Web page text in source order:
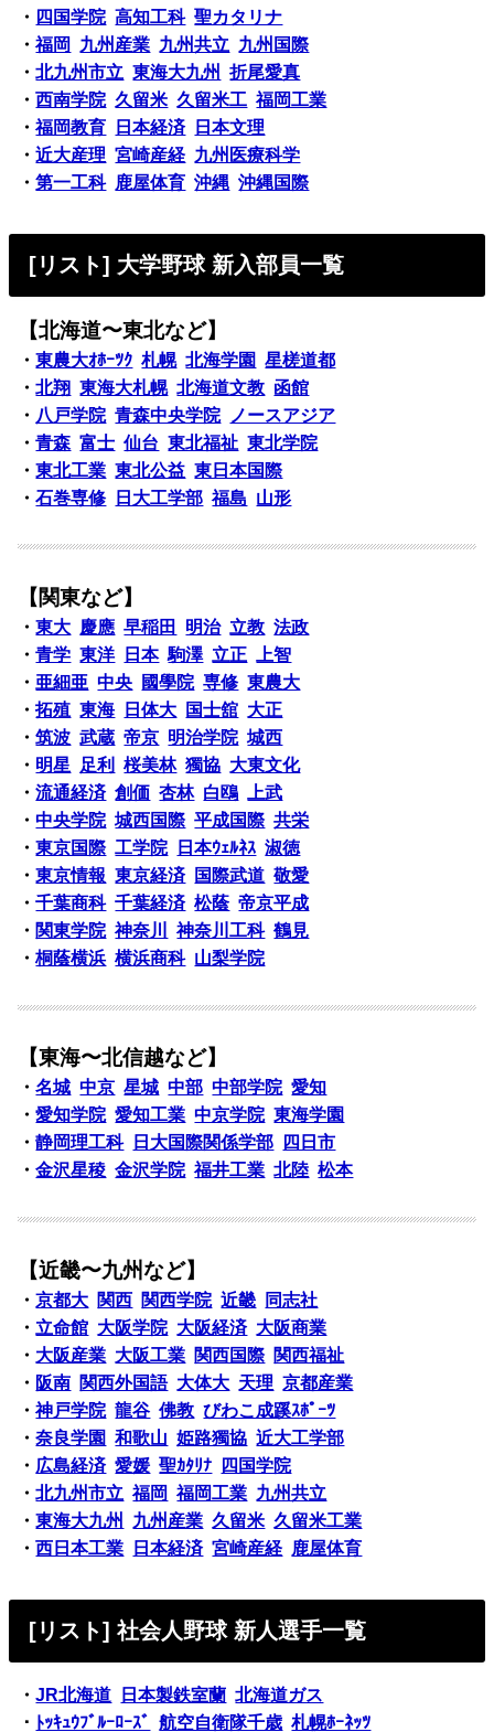
・ 四国学院 高知工科 聖カタリナ
・福岡 九州産業 九州共立 九州国際
・北九州市立 東海大九州
折尾愛真
・西南学院 久留米 久留米工 福岡工業
・福岡教育 日本経済
日本文理
・近大産理 宮崎産経 九州医療科学
・第一工科 鹿屋体育 沖縄 沖縄国際
[リスト] 大学野球 新入部員一覧
【北海道〜東北など】
・東農大ｵﾎｰﾂｸ 札幌 北海学園
星槎道都
・北翔 東海大札幌 北海道文教 函館
・ 八戸学院 青森中央学院
ノースアジア
・青森 富士 仙台 東北福祉 東北学院
・東北工業 東北公益 東日本国際
・石巻専修 日大工学部 福島 山形
【関東など】
・東大 慶應 早稲田 明治 立教 法政
・青学 東洋 日本 駒澤 立正
上智
・ 亜細亜 中央 國學院 専修 東農大
・拓殖 東海 日体大 国士舘 大正
・筑波 武蔵 帝京 明治学院 城西
・ 明星 足利 桜美林 獨協 大東文化
・流通経済 創価 杏林 白鴎
上武
・中央学院 城西国際 平成国際 共栄
・東京国際 工学院 日本ｳｪﾙﾈｽ 淑徳
・東京情報 東京経済 国際武道 敬愛
・千葉商科 千葉経済 松蔭 帝京平成
・ 関東学院 神奈川 神奈川工科 鶴見
・桐蔭横浜 横浜商科 山梨学院
【東海〜北信越など】
・名城 中京 星城 中部 中部学院 愛知
・愛知学院 愛知工業 中京学院 東海学園
・静岡理工科 日大国際関係学部
四日市
・金沢星稜 金沢学院 福井工業 北陸 松本
【近畿〜九州など】
・京都大 関西 関西学院 近畿
同志社
・ 立命館 大阪学院 大阪経済 大阪商業
・ 大阪産業 大阪工業 関西国際 関西福祉
・ 阪南 関西外国語 大体大 天理 京都産業
・神戸学院 龍谷 佛教 びわこ成蹊ｽﾎﾟｰﾂ
・奈良学園 和歌山 姫路獨協 近大工学部
・ 広島経済 愛媛 聖ｶﾀﾘﾅ
四国学院
・北九州市立 福岡 福岡工業 九州共立
・東海大九州 九州産業 久留米 久留米工業
・西日本工業 日本経済 宮崎産経 鹿屋体育
[リスト] 社会人野球 新人選手一覧
・JR北海道 日本製鉄室蘭 北海道ガス
・ ﾄｯｷｭｳﾌﾞﾙｰﾛｰｽﾞ 航空自衛隊千歳 札幌ﾎｰﾈｯﾂ